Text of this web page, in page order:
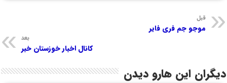
قبل
موجو جم فری فایر
بعد
کانال اخبار خوزستان خبر
دیگران این هارو دیدن